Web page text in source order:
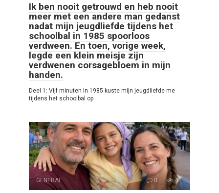
Ik ben nooit getrouwd en heb nooit
meer met een andere man gedanst
nadat mijn jeugdliefde tijdens het
schoolbal in 1985 spoorloos
verdween. En toen, vorige week,
legde een klein meisje zijn
verdwenen corsagebloem in mijn
handen.
Deel 1: Vijf minuten In 1985 kuste mijn jeugdliefde me
tijdens het schoolbal op
GENERAL 0 4